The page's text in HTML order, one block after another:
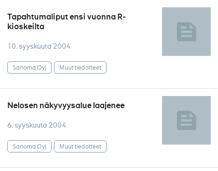
Tapahtumaliput ensi vuonna R-
kioskeilta
10. syyskuuta 2004
Sanoma Oyj Muut tiedotteet
Nelosen näkyvyysalue laajenee
6. syyskuuta 2004
Sanoma Oyj Muut tiedotteet